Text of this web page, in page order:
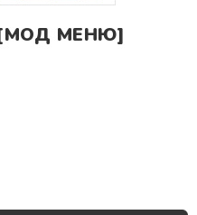
[МОД МЕНЮ]